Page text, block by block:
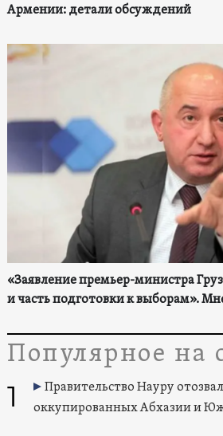
Армении: детали обсуждений
«Заявление премьер-министра
и часть подготовки к выборам».
Популярное на
1
Правительство Науру
оккупированных Абхазии и